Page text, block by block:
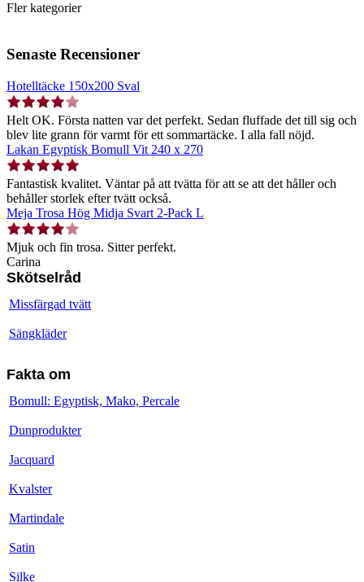
Fler kategorier
Senaste Recensioner
Hotelltäcke 150x200 Sval
Helt OK. Första natten var det perfekt. Sedan fluffade det till sig och
blev lite grann för varmt för ett sommartäcke. I alla fall nöjd.
Lakan Egyptisk Bomull Vit 240 x 270
Fantastisk kvalitet. Väntar på att tvätta för att se att det håller och
behåller storlek efter tvätt också.
Meja Trosa Hög Midja Svart 2-Pack L
Mjuk och fin trosa. Sitter perfekt.
Carina
Skötselråd
Missfärgad tvätt
Sängkläder
Fakta om
Bomull: Egyptisk, Mako, Percale
Dunprodukter
Jacquard
Kvalster
Martindale
Satin
Silke